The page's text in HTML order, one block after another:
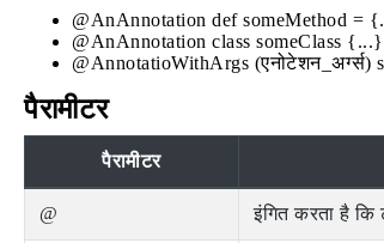
@AnAnnotation def someMethod =
@AnAnnotation class someClass {...}
@AnnotatioWithArgs (एनोटेशन_अर्ग्स)
पैरामीटर
पैरामीटर
@ इंगित करता है कि